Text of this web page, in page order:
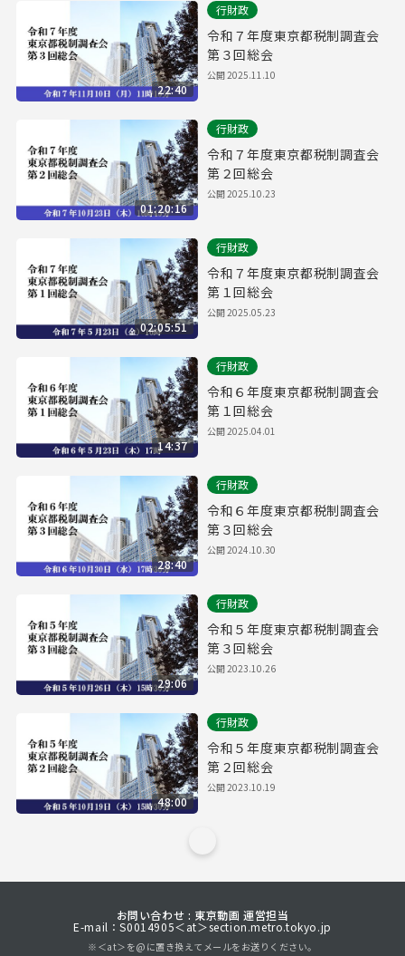
22:40
行財政
令和７年度東京都税制調査会
第３回総会
公開2025.11.10
01:20:16
行財政
令和７年度東京都税制調査会
第２回総会
公開2025.10.23
02:05:51
行財政
令和７年度東京都税制調査会
第１回総会
公開2025.05.23
14:37
行財政
令和６年度東京都税制調査会
第１回総会
公開2025.04.01
28:40
行財政
令和６年度東京都税制調査会
第３回総会
公開2024.10.30
29:06
行財政
令和５年度東京都税制調査会
第３回総会
公開2023.10.26
48:00
行財政
令和５年度東京都税制調査会
第２回総会
公開2023.10.19
お問い合わせ : 東京動画 運営担当
E-mail：S0014905＜at＞section.metro.tokyo.jp
※＜at＞を@に置き換えてメールをお送りください。